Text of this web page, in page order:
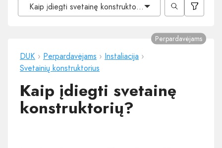
Kaip įdiegti svetainę konstruktorių?
DUK › Perpardavėjams › Instaliacija ›
Svetainių konstruktorius
Perpardavėjams
Kaip įdiegti svetainę
konstruktorių?